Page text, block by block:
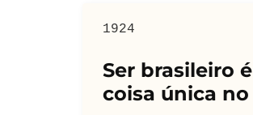
1924
Ser brasileiro
coisa única